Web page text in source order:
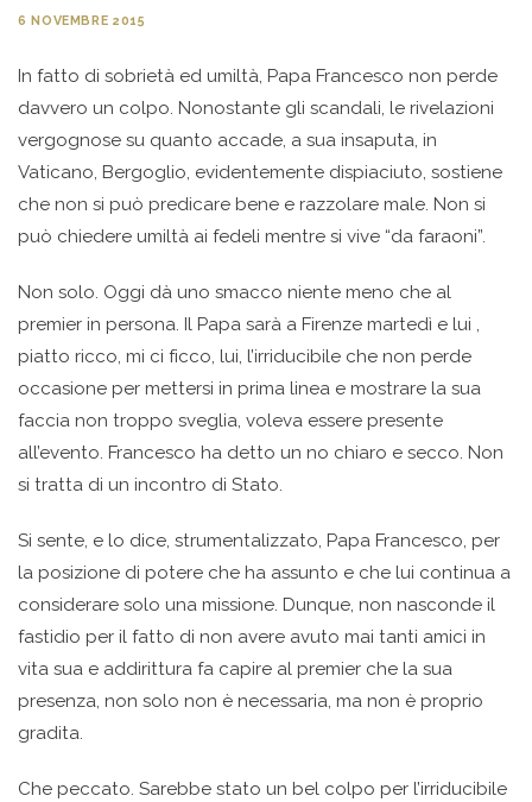
6 NOVEMBRE 2015
In fatto di sobrietà ed umiltà, Papa Francesco non perde
davvero un colpo. Nonostante gli scandali, le rivelazioni
vergognose su quanto accade, a sua insaputa, in
Vaticano, Bergoglio, evidentemente dispiaciuto, sostiene
che non si può predicare bene e razzolare male. Non si
può chiedere umiltà ai fedeli mentre si vive “da faraoni”.
Non solo. Oggi dà uno smacco niente meno che al
premier in persona. Il Papa sarà a Firenze martedì e lui ,
piatto ricco, mi ci ficco, lui, l’irriducibile che non perde
occasione per mettersi in prima linea e mostrare la sua
faccia non troppo sveglia, voleva essere presente
all’evento. Francesco ha detto un no chiaro e secco. Non
si tratta di un incontro di Stato.
Si sente, e lo dice, strumentalizzato, Papa Francesco, per
la posizione di potere che ha assunto e che lui continua a
considerare solo una missione. Dunque, non nasconde il
fastidio per il fatto di non avere avuto mai tanti amici in
vita sua e addirittura fa capire al premier che la sua
presenza, non solo non è necessaria, ma non è proprio
gradita.
Che peccato. Sarebbe stato un bel colpo per l’irriducibile